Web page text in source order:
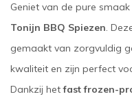
Geniet van de pure
Tonijn BBQ Spiezen.
gemaakt van zorgvuldig
kwaliteit en zijn perfect
Dankzij hetfast frozen-